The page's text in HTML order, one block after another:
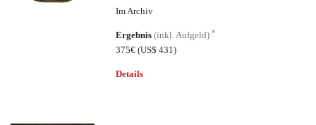
Im Archiv
Ergebnis(inkl. Aufgeld)*
375€(US$ 431)
Details